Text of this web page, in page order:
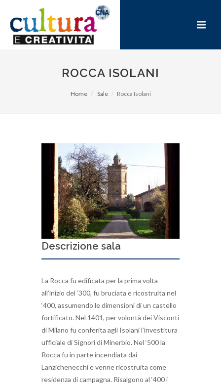
ROCCA ISOLANI
Home Sale Rocca Isolani
Descrizione sala
La Rocca fu edificata per la prima volta
all’inizio del ‘300, fu bruciata e ricostruita nel
‘400, assumendo le dimensioni di un castello
fortificato. Nel 1401, per volontà dei Visconti
di Milano fu conferita agli Isolani l’investitura
ufficiale di Signori di Minerbio. Nel ‘500 la
Rocca fu in parte incendiata dai
Lanzichenecchi e venne ricostruita come
residenza di campagna. Risalgono al ‘400 i